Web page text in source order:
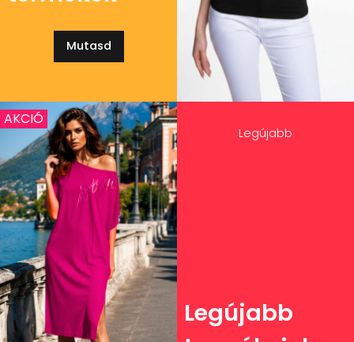
Mutasd
Legújabb
Legújabb
AKCIÓ